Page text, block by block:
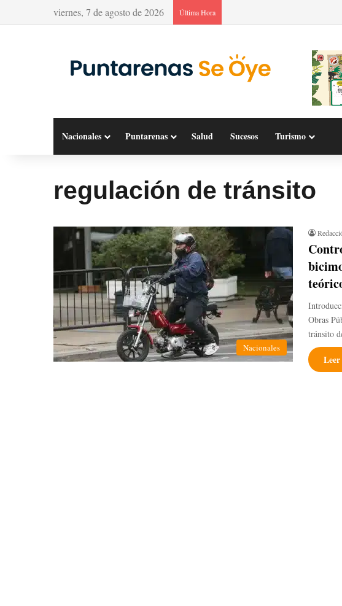
viernes, 7 de agosto de 2026 Última Hora
Nacionales Puntarenas Salud Sucesos Turismo
regulación de tránsito
Nacionales
Obras
tránsito